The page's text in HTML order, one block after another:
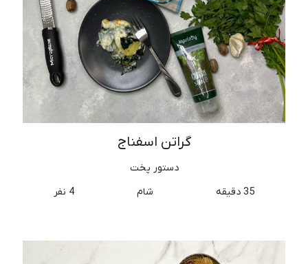
گراتن اسفناج
دستور پخت
35 دقیقه
شام 4 نفر